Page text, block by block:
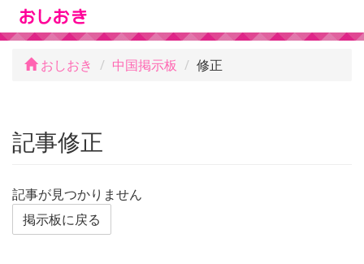
おしおき 中国掲示板 修正
記事修正
記事が見つかりません
掲示板に戻る